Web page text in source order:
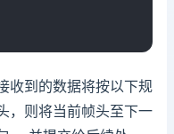
收到的数据将按以下规
，则将当前帧头至下一